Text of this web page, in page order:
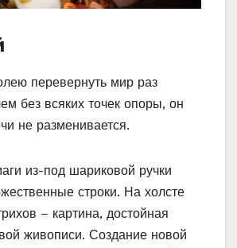
перевернуть мир раз
без всяких точек опоры, он
не разменивается.
из-под шариковой ручки
строки. На холсте
– картина, достойная
живописи. Создание новой